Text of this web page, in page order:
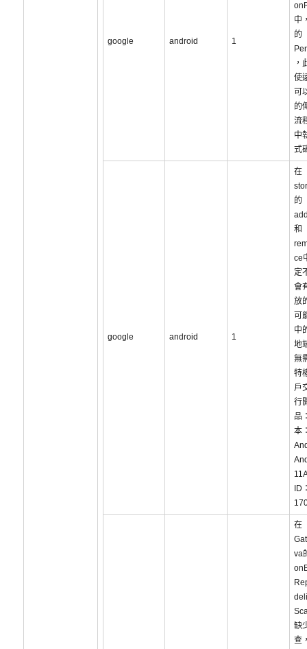
google android 1
中
的
，
使
可
的
流
中
式
google android 1
在
的
和
ce
定
會
放
可
中
地
無
特
戶
行
品
本
ID
在
va
缺
查